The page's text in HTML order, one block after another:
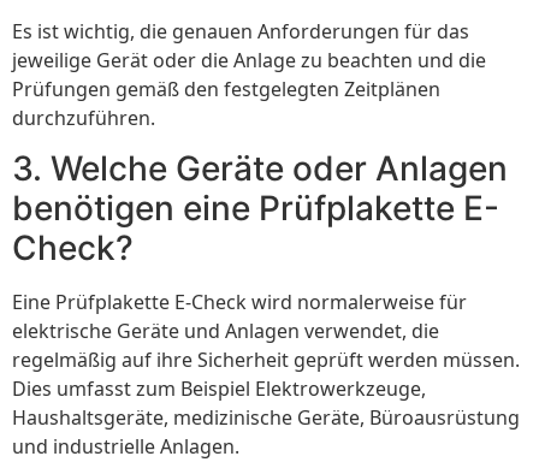
Es ist wichtig, die genauen Anforderungen für das
jeweilige Gerät oder die Anlage zu beachten und die
Prüfungen gemäß den festgelegten Zeitplänen
durchzuführen.
3. Welche Geräte oder Anlagen
benötigen eine Prüfplakette E-
Check?
Eine Prüfplakette E-Check wird normalerweise für
elektrische Geräte und Anlagen verwendet, die
regelmäßig auf ihre Sicherheit geprüft werden müssen.
Dies umfasst zum Beispiel Elektrowerkzeuge,
Haushaltsgeräte, medizinische Geräte, Büroausrüstung
und industrielle Anlagen.